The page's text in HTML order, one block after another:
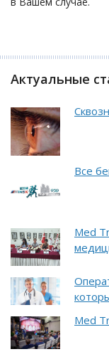
Актуальные
Все
Med
Med